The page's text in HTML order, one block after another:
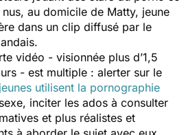
au domicile de Matty, jeune
dans un clip diffusé par le
vidéo - visionnée plus d’1,5
- est multiple : alerter sur le
utilisent la pornographie
inciter les ados à consulter
et plus réalistes et